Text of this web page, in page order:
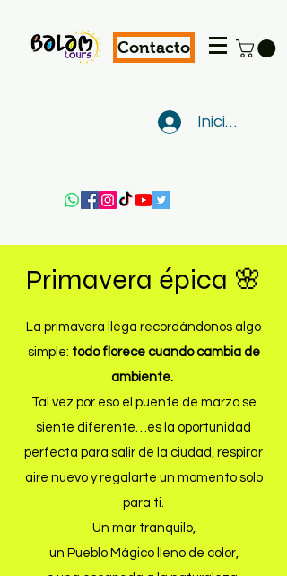
Contacto
Iniciar sesión
Primavera épica 🌸
La primavera llega recordándonos algo
simple: todo florece cuando cambia de
ambiente.
Tal vez por eso el puente de marzo se
siente diferente…es la oportunidad
perfecta para salir de la ciudad, respirar
aire nuevo y regalarte un momento solo
para ti.
Un mar tranquilo,
un Pueblo Mágico lleno de color,